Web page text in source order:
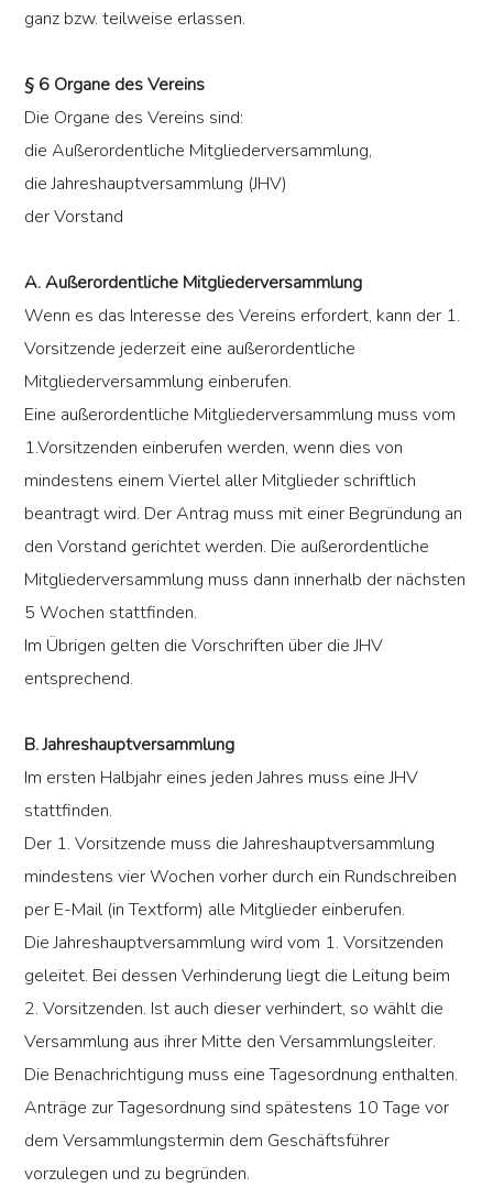
ganz bzw. teilweise erlassen.
§ 6 Organe des Vereins
Die Organe des Vereins sind:
die Außerordentliche Mitgliederversammlung,
die Jahreshauptversammlung (JHV)
der Vorstand
A. Außerordentliche Mitgliederversammlung
Wenn es das Interesse des Vereins erfordert, kann der 1.
Vorsitzende jederzeit eine außerordentliche
Mitgliederversammlung einberufen.
Eine außerordentliche Mitgliederversammlung muss vom
1.Vorsitzenden einberufen werden, wenn dies von
mindestens einem Viertel aller Mitglieder schriftlich
beantragt wird. Der Antrag muss mit einer Begründung an
den Vorstand gerichtet werden. Die außerordentliche
Mitgliederversammlung muss dann innerhalb der nächsten
5 Wochen stattfinden.
Im Übrigen gelten die Vorschriften über die JHV
entsprechend.
B. Jahreshauptversammlung
Im ersten Halbjahr eines jeden Jahres muss eine JHV
stattfinden.
Der 1. Vorsitzende muss die Jahreshauptversammlung
mindestens vier Wochen vorher durch ein Rundschreiben
per E-Mail (in Textform) alle Mitglieder einberufen.
Die Jahreshauptversammlung wird vom 1. Vorsitzenden
geleitet. Bei dessen Verhinderung liegt die Leitung beim
2. Vorsitzenden. Ist auch dieser verhindert, so wählt die
Versammlung aus ihrer Mitte den Versammlungsleiter.
Die Benachrichtigung muss eine Tagesordnung enthalten.
Anträge zur Tagesordnung sind spätestens 10 Tage vor
dem Versammlungstermin dem Geschäftsführer
vorzulegen und zu begründen.